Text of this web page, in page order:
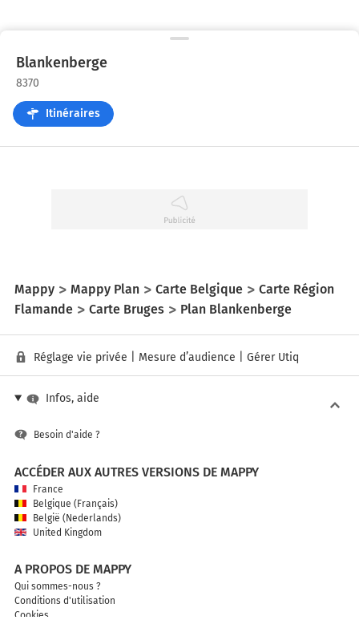
Blankenberge
8370
Itinéraires
Mappy Mappy Plan Carte Belgique
Carte Région
Flamande
Carte Bruges Plan Blankenberge
Réglage vie privée Mesure d’audience Gérer Utiq
Infos, aide
Besoin d'aide ?
ACCÉDER AUX AUTRES VERSIONS DE MAPPY
France
Belgique (Français)
België (Nederlands)
United Kingdom
A PROPOS DE MAPPY
Qui sommes-nous ?
Conditions d'utilisation
Cookies